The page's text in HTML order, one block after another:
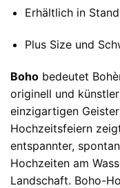
Erhältlich in
Plus Size und
Boho bedeutet
originell und
einzigartigen
Hochzeitsfeiern
entspannter,
Hochzeiten am
Landschaft. Boho-